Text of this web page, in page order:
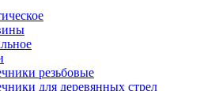
резьбовые
для деревянных стрел